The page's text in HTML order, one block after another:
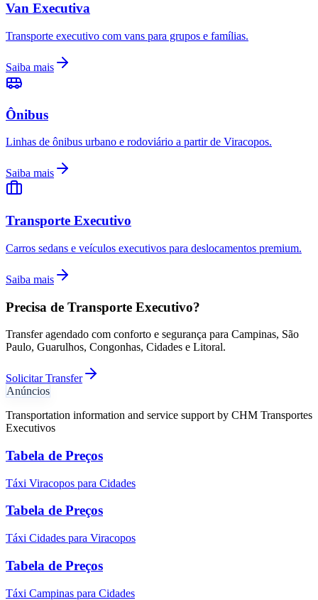
Van Executiva
Transporte executivo com vans para grupos e famílias.
Saiba mais
Ônibus
Linhas de ônibus urbano e rodoviário a partir de Viracopos.
Saiba mais
Transporte Executivo
Carros sedans e veículos executivos para deslocamentos premium.
Saiba mais
Precisa de Transporte Executivo?
Transfer agendado com conforto e segurança para Campinas, São
Paulo, Guarulhos, Congonhas, Cidades e Litoral.
Solicitar Transfer
Anúncios
Transportation information and service support by CHM Transportes
Executivos
Tabela de Preços
Táxi Viracopos para Cidades
Tabela de Preços
Táxi Cidades para Viracopos
Tabela de Preços
Táxi Campinas para Cidades